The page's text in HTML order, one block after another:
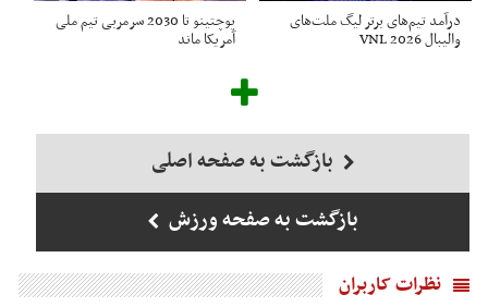
درآمد تیم‌های برتر لیگ ملت‌های
والیبال VNL 2026
پوچتینو تا 2030 سرمربی تیم ملی
آمریکا ماند
بازگشت به صفحه اصلی
بازگشت به صفحه ورزش
نظرات کاربران